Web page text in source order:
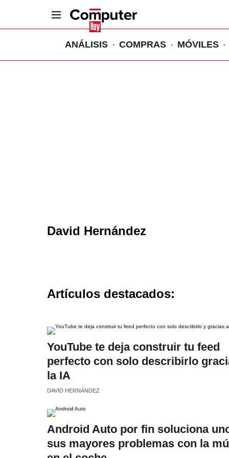
ANÁLISIS COMPRAS MÓVILES
David Hernández
Artículos destacados:
YouTube te deja construir tu feed
perfecto con solo describirlo
la IA
DAVID HERNÁNDEZ
Android Auto por fin soluciona
sus mayores problemas con la